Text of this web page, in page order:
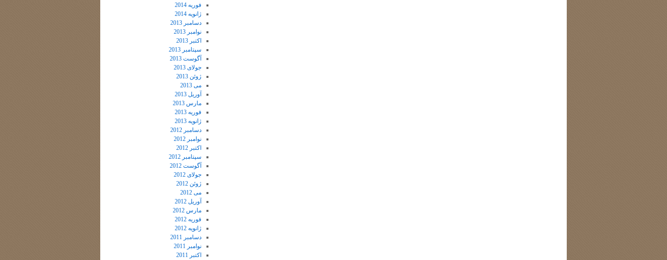
فوریه 2014
ژانویه 2014
دسامبر 2013
نوامبر 2013
اکتبر 2013
سپتامبر 2013
آگوست 2013
جولای 2013
ژوئن 2013
می 2013
آوریل 2013
مارس 2013
فوریه 2013
ژانویه 2013
دسامبر 2012
نوامبر 2012
اکتبر 2012
سپتامبر 2012
آگوست 2012
جولای 2012
ژوئن 2012
می 2012
آوریل 2012
مارس 2012
فوریه 2012
ژانویه 2012
دسامبر 2011
نوامبر 2011
اکتبر 2011